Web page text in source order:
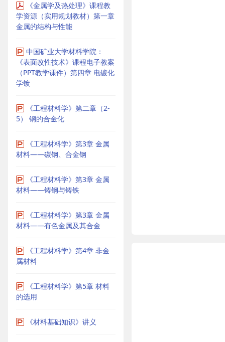
《金属学及热处理》课程教
学资源（实用规划教材）第一章
金属的结构与性能
中国矿业大学材料学院：
《表面改性技术》课程电子教案
（PPT教学课件）第四章 电镀化
学镀
《工程材料学》第二章（2-
5） 钢的合金化
《工程材料学》第3章 金属
材料——碳钢、合金钢
《工程材料学》第3章 金属
材料——铸钢与铸铁
《工程材料学》第3章 金属
材料——有色金属及其合金
《工程材料学》第4章 非金
属材料
《工程材料学》第5章 材料
的选用
《材料基础知识》讲义